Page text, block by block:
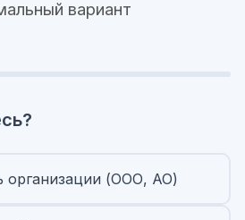
вариант
организации (ООО, АО)